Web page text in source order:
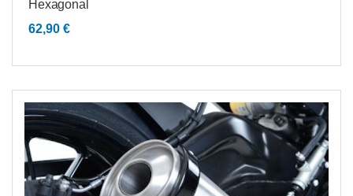
Hexagonal
62,90 €